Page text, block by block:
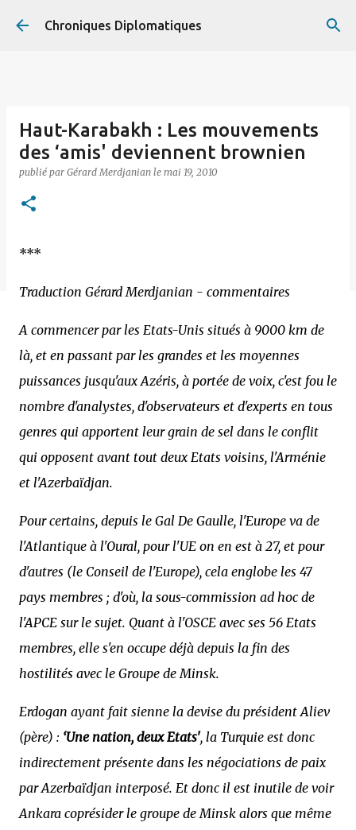
Accéder au contenu principal
Chroniques Diplomatiques
Haut-Karabakh : Les mouvements
des ‘amis' deviennent brownien
publié par Gérard Merdjanian le mai 19, 2010
***
Traduction Gérard Merdjanian - commentaires
A commencer par les Etats-Unis situés à 9000 km de
là, et en passant par les grandes et les moyennes
puissances jusqu'aux Azéris, à portée de voix, c'est fou le
nombre d'analystes, d'observateurs et d'experts en tous
genres qui apportent leur grain de sel dans le conflit
qui opposent avant tout deux Etats voisins, l'Arménie
et l'Azerbaïdjan.
Pour certains, depuis le Gal De Gaulle, l'Europe va de
l'Atlantique à l'Oural, pour l'UE on en est à 27, et pour
d'autres (le Conseil de l'Europe), cela englobe les 47
pays membres ; d'où, la sous-commission ad hoc de
l'APCE sur le sujet. Quant à l'OSCE avec ses 56 Etats
membres, elle s'en occupe déjà depuis la fin des
hostilités avec le Groupe de Minsk.
Erdogan ayant fait sienne la devise du président Aliev
(père) : ‘Une nation, deux Etats', la Turquie est donc
indirectement présente dans les négociations de paix
par Azerbaïdjan interposé. Et donc il est inutile de voir
Ankara coprésider le groupe de Minsk alors que même